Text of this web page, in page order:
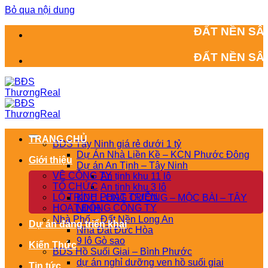
Bỏ qua nội dung
ĐẤT NỀN SÂN BAY
ĐẤT NỀN SÂN BAY
BDS Tây Ninh giá rẻ dưới 1 tỷ
Dự Án Nhà Liền Kề – KCN Phước Đông
Dự án An Tịnh – Tây Ninh
An tịnh khu 11 lô
An tịnh khu 3 lô
KDC LONG CƯỜNG – MỘC BÀI – TÂY
NINH
Nhà Phố – Đất Nền Long An
Nhà Đất Đức Hòa
9 lô Gò sao
BDS Hồ Suối Giai – Bình Phước
dự án nghỉ dưỡng ven hồ suối giai
TRANG CHỦ
Giới thiệu
VỀ CÔNG TY
TỔ CHỨC
LỘ TRÌNH PHÁT TRIỂN
HOẠT ĐỘNG CÔNG TY
Dự án đang triển khai
Kiến Thức
Tin tức